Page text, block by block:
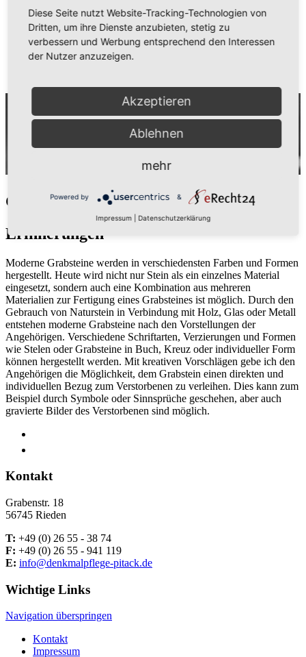
Denkmalpflege
Denkmalrestaurierung
Naturstein im Außenbereich
Naturstein im Innenbereich
Grabsteine
Erinnerungen
Moderne Grabsteine werden in verschiedensten Farben und Formen
hergestellt. Heute wird nicht nur Stein als ein einzelnes Material
eingesetzt, sondern auch eine Kombination aus mehreren
Materialien zur Fertigung eines Grabsteines ist möglich. Durch den
Gebrauch von Naturstein in Verbindung mit Holz, Glas oder Metall
entstehen moderne Grabsteine nach den Vorstellungen der
Angehörigen. Verschiedene Schriftarten, Verzierungen und Formen
wie Stelen oder Grabsteine in Buch, Kreuz oder individueller Form
können hergestellt werden. Mit kreativen Vorschlägen gebe ich den
Angehörigen die Möglichkeit, dem Grabstein einen direkten und
individuellen Bezug zum Verstorbenen zu verleihen. Dies kann zum
Beispiel durch Symbole oder Sinnsprüche geschehen, aber auch
gravierte Bilder des Verstorbenen sind möglich.
Kontakt
Grabenstr. 18
56745 Rieden
T: +49 (0) 26 55 - 38 74
F: +49 (0) 26 55 - 941 119
E: info@denkmalpflege-pitack.de
Wichtige Links
Navigation überspringen
Kontakt
Impressum
Diese Seite nutzt Website-Tracking-Technologien von
Dritten, um ihre Dienste anzubieten, stetig zu
verbessern und Werbung entsprechend den Interessen
der Nutzer anzuzeigen.
Akzeptieren
Ablehnen
mehr
Powered by &
Impressum Datenschutzerklärung